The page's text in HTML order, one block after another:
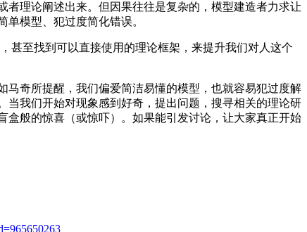
理论阐述出来。但因果往往是复杂的，模型建造者力求让
模型、犯过度简化错误。
甚至找到可以直接使用的理论框架，来提升我们对人这个
奇所提醒，我们偏爱简洁易懂的模型，也就容易犯过度解
我们开始对现象感到好奇，提出问题，搜寻相关的理论研
般的惊喜（或惊吓）。如果能引发讨论，让大家真正开始